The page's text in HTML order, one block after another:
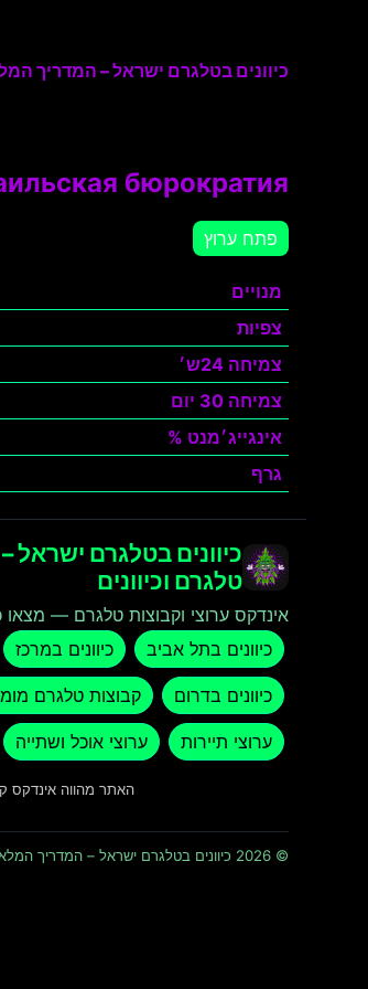
כיוונים בטלגרם ישראל – המדריך
бюрократия
פתח ערוץ
מנויים
צפיות
צמיחה 24ש׳
צמיחה 30 יום
אינגייג׳מנט %
גרף
כיוונים בטלגרם ישראל
טלגרם וכיוונים
אינדקס ערוצי וקבוצות טלגרם — מצאו
כיוונים בתל אביב
כיוונים במרכז
כיוונים בדרום קבוצות טלגרם
ערוצי תיירות ערוצי אוכל ושתייה
האתר מהווה אינדקס
© 2026 כיוונים בטלגרם ישראל – המדריך המלא לדירוג ערוצי טלגרם וכיוונים · כל הזכויות שמורות ומוגנות